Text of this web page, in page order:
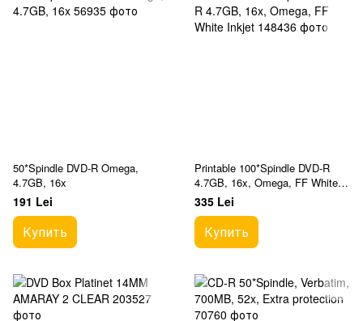
50*Spindle DVD-R Omega,
4.7GB, 16x
191 Lei
Купить
Printable 100*Spindle DVD-R
4.7GB, 16x, Omega, FF White
Inkjet
335 Lei
Купить